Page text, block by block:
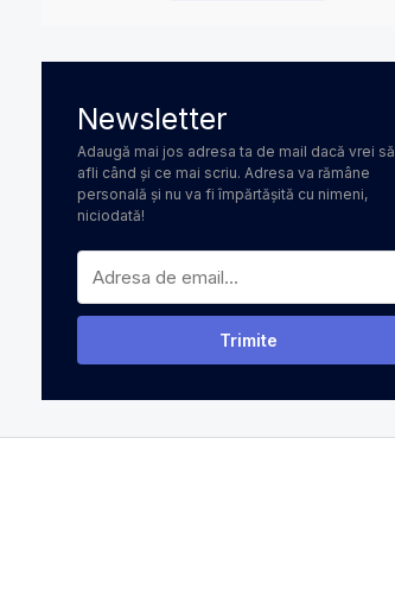
Newsletter
Adaugă mai jos adresa ta de mail dacă vrei să
afli când și ce mai scriu. Adresa va rămâne
personală și nu va fi împărtășită cu nimeni,
niciodată!